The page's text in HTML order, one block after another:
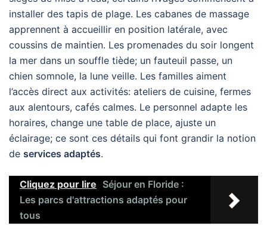
installer des tapis de plage. Les cabanes de massage
apprennent à accueillir en position latérale, avec
coussins de maintien. Les promenades du soir longent
la mer dans un souffle tiède; un fauteuil passe, un
chien somnole, la lune veille. Les familles aiment
l’accès direct aux activités: ateliers de cuisine, fermes
aux alentours, cafés calmes. Le personnel adapte les
horaires, change une table de place, ajuste un
éclairage; ce sont ces détails qui font grandir la notion
de services adaptés.
Cliquez pour lire Séjour en Floride :
Les parcs d'attractions adaptés pour
tous